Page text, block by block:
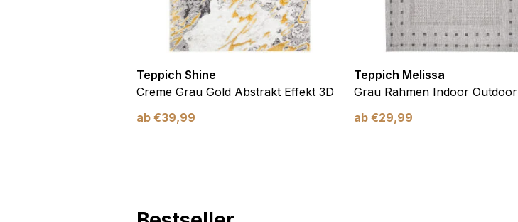
Teppich Shine
Creme Grau Gold Abstrakt Effekt 3D
ab €39,99
Teppich Melissa
Grau Rahmen Indoor Outdoor
ab €29,99